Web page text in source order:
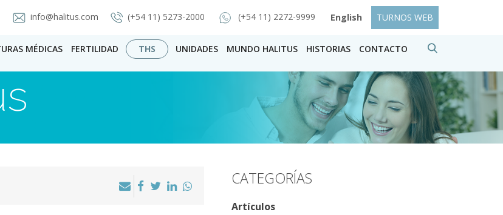
info@halitus.com (+54 11) 5273-2000 (+54 11) 2272-9999 English TURNOS WEB
MÉDICAS FERTILIDAD THS UNIDADES MUNDO HALITUS HISTORIAS CONTACTO
CATEGORÍAS
Artículos